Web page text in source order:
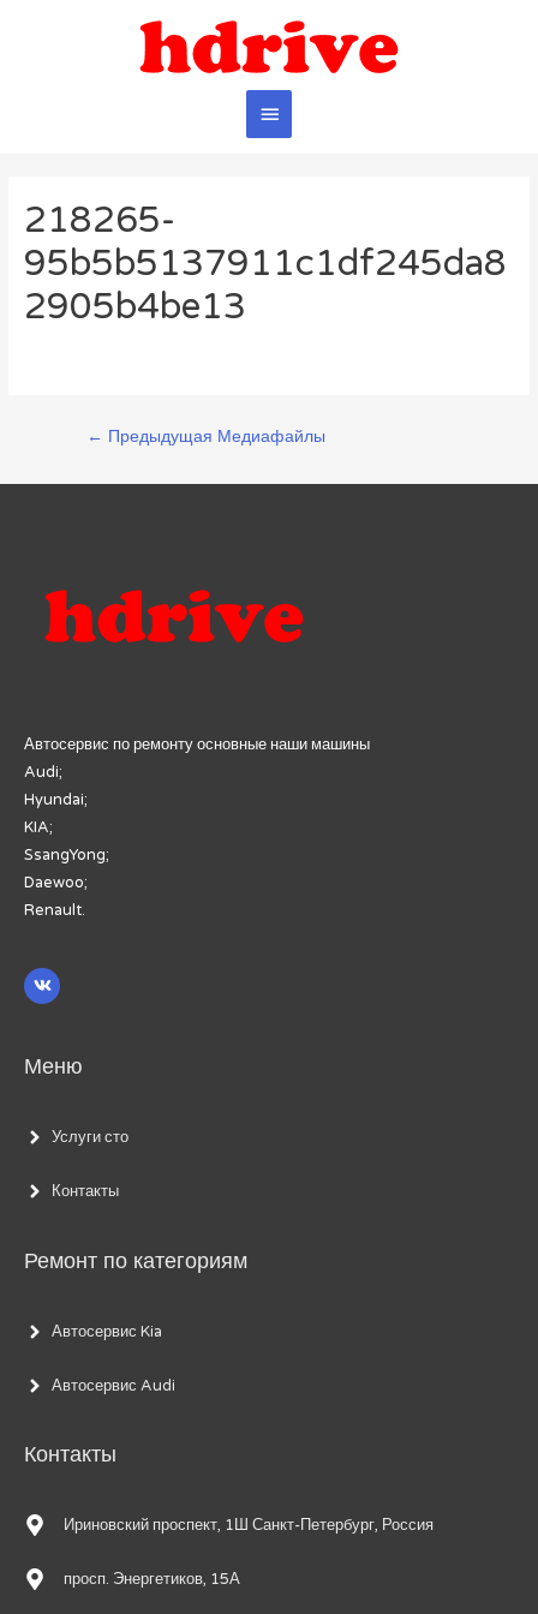
Главное
218265-
95b5b5137911c1df245da8
2905b4be13
Навигация
по
← Предыдущая Медиафайлы
Автосервис по ремонту основные наши машины
Audi;
Hyundai;
KIA;
SsangYong;
Daewoo;
Renault.
Меню
Услуги сто
Контакты
Ремонт по категориям
Автосервис Kia
Автосервис Audi
Контакты
Ириновский проспект, 1Ш Санкт-Петербург, Россия
просп. Энергетиков, 15А